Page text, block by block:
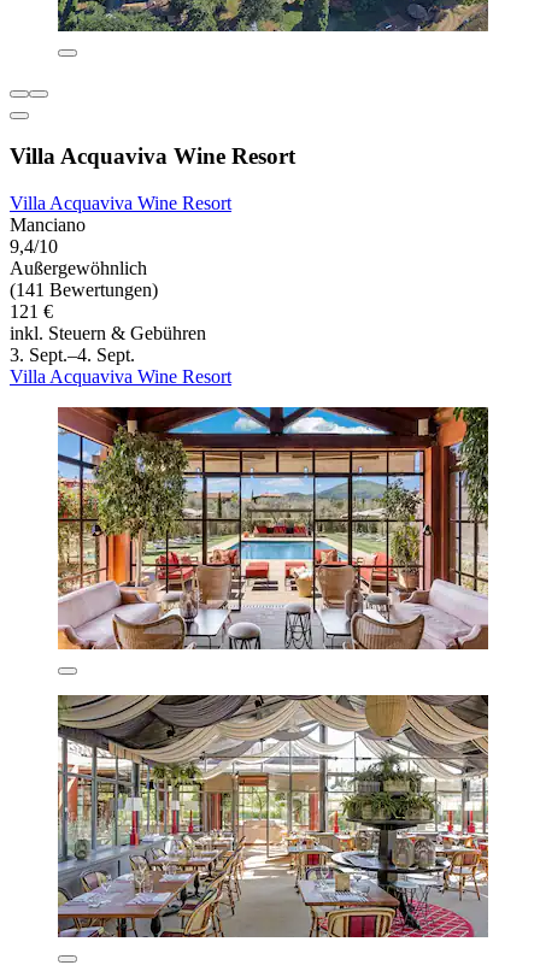
Villa Acquaviva Wine Resort
Villa Acquaviva Wine Resort
Manciano
9,4/10
Außergewöhnlich
(141 Bewertungen)
121 €
inkl. Steuern & Gebühren
3. Sept.–4. Sept.
Villa Acquaviva Wine Resort